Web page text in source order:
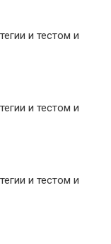
и тестом и
и тестом и
и тестом и